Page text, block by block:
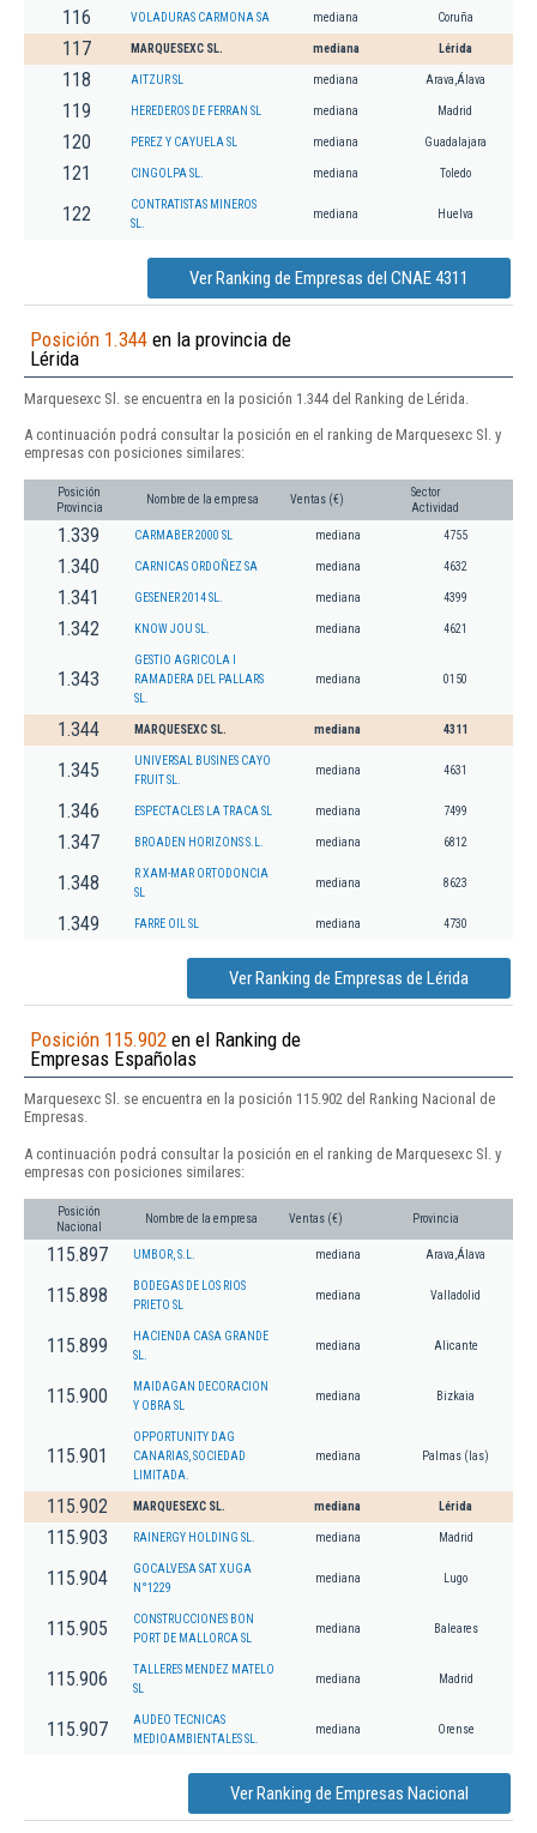
116 VOLADURAS CARMONA SA mediana Coruña
117 MARQUESEXC SL. mediana Lérida
118 AITZUR SL mediana Arava,Álava
119 HEREDEROS DE FERRAN SL mediana Madrid
120 PEREZ Y CAYUELA SL mediana Guadalajara
121 CINGOLPA SL. mediana Toledo
122
CONTRATISTAS MINEROS
SL.
mediana Huelva
Ver Ranking de Empresas del CNAE 4311
Posición 1.344 en la provincia de
Lérida
Marquesexc Sl. se encuentra en la posición 1.344 del Ranking de Lérida.
A continuación podrá consultar la posición en el ranking de Marquesexc Sl. y
empresas con posiciones similares:
Posición
Provincia
Nombre de la empresa Ventas (€)
Sector
Actividad
1.339 CARMABER 2000 SL mediana 4755
1.340 CARNICAS ORDOÑEZ SA mediana 4632
1.341 GESENER 2014 SL. mediana 4399
1.342 KNOW JOU SL. mediana 4621
1.343
GESTIO AGRICOLA I
RAMADERA DEL PALLARS
SL.
mediana 0150
1.344 MARQUESEXC SL. mediana 4311
1.345
UNIVERSAL BUSINES CAYO
FRUIT SL.
mediana 4631
1.346 ESPECTACLES LA TRACA SL mediana 7499
1.347 BROADEN HORIZONS S.L. mediana 6812
1.348
R XAM-MAR ORTODONCIA
SL
mediana 8623
1.349 FARRE OIL SL mediana 4730
Ver Ranking de Empresas de Lérida
Posición 115.902 en el Ranking de
Empresas Españolas
Marquesexc Sl. se encuentra en la posición 115.902 del Ranking Nacional de
Empresas.
A continuación podrá consultar la posición en el ranking de Marquesexc Sl. y
empresas con posiciones similares:
Posición
Nacional
Nombre de la empresa Ventas (€) Provincia
115.897 UMBOR, S.L. mediana Arava,Álava
115.898
BODEGAS DE LOS RIOS
PRIETO SL
mediana Valladolid
115.899
HACIENDA CASA GRANDE
SL.
mediana Alicante
115.900
MAIDAGAN DECORACION
Y OBRA SL
mediana Bizkaia
115.901
OPPORTUNITY DAG
CANARIAS, SOCIEDAD
LIMITADA.
mediana Palmas (las)
115.902 MARQUESEXC SL. mediana Lérida
115.903 RAINERGY HOLDING SL. mediana Madrid
115.904
GOCALVESA SAT XUGA
N°1229
mediana Lugo
115.905
CONSTRUCCIONES BON
PORT DE MALLORCA SL
mediana Baleares
115.906
TALLERES MENDEZ MATELO
SL
mediana Madrid
115.907
AUDEO TECNICAS
MEDIOAMBIENTALES SL.
mediana Orense
Ver Ranking de Empresas Nacional